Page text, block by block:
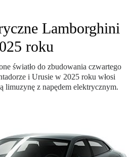
Lamborghini
roku
światło do zbudowania czwartego
i Urusie w 2025 roku włosi
limuzynę z napędem elektrycznym.